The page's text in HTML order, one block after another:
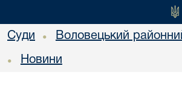
Суди • Воловецький
• Новини